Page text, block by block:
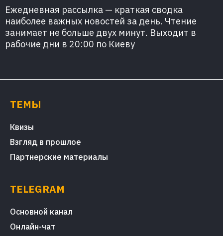
Ежедневная рассылка — краткая сводка
наиболее важных новостей за день. Чтение
занимает не больше двух минут. Выходит в
рабочие дни в 20:00 по Киеву
ТЕМЫ
Квизы
Взгляд в прошлое
Партнерские материалы
TELEGRAM
Основной канал
Онлайн-чат